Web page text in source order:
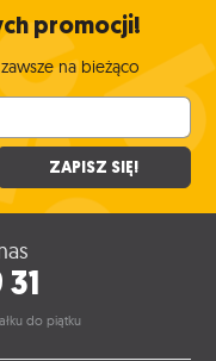
promocji!
na bieżąco
ZAPISZ SIĘ!
do piątku